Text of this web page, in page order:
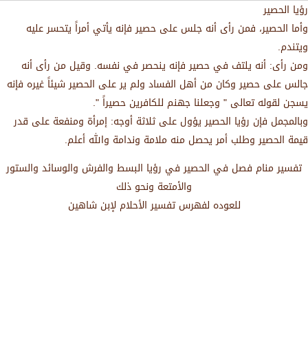
رؤيا الحصير
وأما الحصير، فمن رأى أنه جلس على حصير فإنه يأتي أمراً يتحسر عليه
ويتندم.
ومن رأى: أنه يلتف في حصير فإنه ينحصر في نفسه. وقيل من رأى أنه
جالس على حصير وكان من أهل الفساد ولم ير على الحصير شيئاً غيره فإنه
يسجن لقوله تعالى " وجعلنا جهنم للكافرين حصيراً ".
وبالمجمل فإن رؤيا الحصير يؤول على ثلاثة أوجه: إمرأة ومنفعة على قدر
قيمة الحصير وطلب أمر يحصل منه ملامة وندامة والله أعلم.
تفسير منام فصل في الحصير في رؤيا البسط والفرش والوسائد والستور
والأمتعة ونحو ذلك
للعوده لفهرس تفسير الأحلام لإبن شاهين